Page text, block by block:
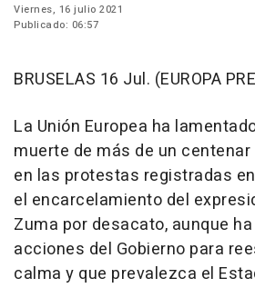
Viernes, 16 julio 2021
Publicado: 06:57
BRUSELAS 16 Jul. (EUROPA
La Unión Europea ha
muerte de más de un
en las protestas registradas
el encarcelamiento del
Zuma por desacato, aunque
acciones del Gobierno para
calma y que prevalezca el